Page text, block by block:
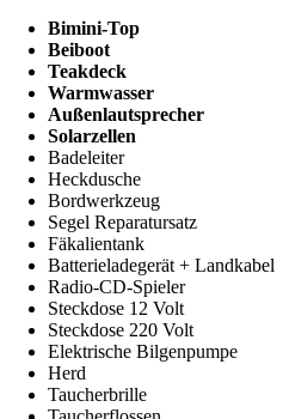
Bimini-Top
Beiboot
Teakdeck
Warmwasser
Außenlautsprecher
Solarzellen
Badeleiter
Heckdusche
Bordwerkzeug
Segel Reparatursatz
Fäkalientank
Batterieladegerät + Landkabel
Radio-CD-Spieler
Steckdose 12 Volt
Steckdose 220 Volt
Elektrische Bilgenpumpe
Herd
Taucherbrille